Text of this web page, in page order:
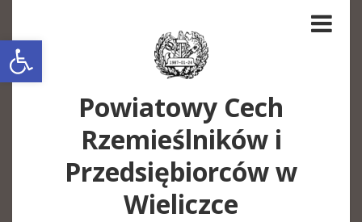
Open toolbar
Powiatowy Cech
Rzemieślników i
Przedsiębiorców w
Wieliczce